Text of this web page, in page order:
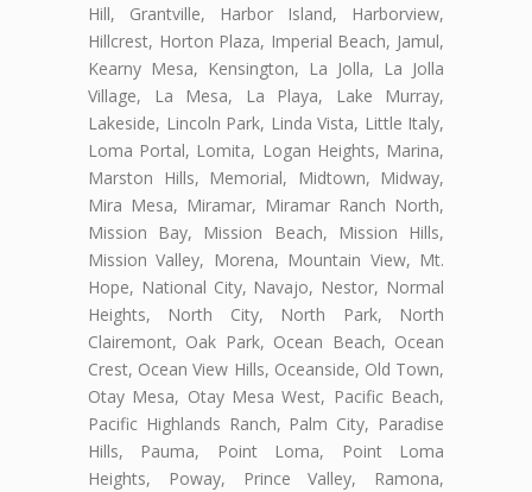
Hill, Grantville, Harbor Island, Harborview,
Hillcrest, Horton Plaza, Imperial Beach, Jamul,
Kearny Mesa, Kensington, La Jolla, La Jolla
Village, La Mesa, La Playa, Lake Murray,
Lakeside, Lincoln Park, Linda Vista, Little Italy,
Loma Portal, Lomita, Logan Heights, Marina,
Marston Hills, Memorial, Midtown, Midway,
Mira Mesa, Miramar, Miramar Ranch North,
Mission Bay, Mission Beach, Mission Hills,
Mission Valley, Morena, Mountain View, Mt.
Hope, National City, Navajo, Nestor, Normal
Heights, North City, North Park, North
Clairemont, Oak Park, Ocean Beach, Ocean
Crest, Ocean View Hills, Oceanside, Old Town,
Otay Mesa, Otay Mesa West, Pacific Beach,
Pacific Highlands Ranch, Palm City, Paradise
Hills, Pauma, Point Loma, Point Loma
Heights, Poway, Prince Valley, Ramona,